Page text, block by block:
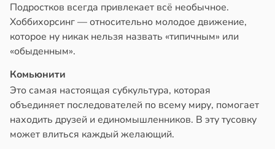
Подростков всегда привлекает всё необычное.
Хоббихорсинг — относительно молодое движение,
которое ну никак нельзя назвать «типичным» или
«обыденным».
Комьюнити
Это самая настоящая субкультура, которая
объединяет последователей по всему миру, помогает
находить друзей и единомышленников. В эту тусовку
может влиться каждый желающий.